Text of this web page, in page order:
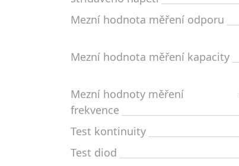
Mezní hodnota měření odporu
Mezní hodnota měření kapacity
Mezní hodnoty měření
frekvence
Test kontinuity
Test diod